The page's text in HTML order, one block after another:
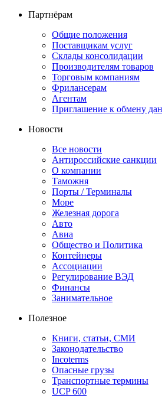
Партнёрам
Общие положения
Поставщикам услуг
Склады консолидации
Производителям товаров
Торговым компаниям
Фрилансерам
Агентам
Приглашение к обмену
Новости
Все новости
Антироссийские санкции
О компании
Таможня
Порты / Терминалы
Море
Железная дорога
Авто
Авиа
Общество и Политика
Контейнеры
Ассоциации
Регулирование ВЭД
Финансы
Занимательное
Полезное
Книги, статьи, СМИ
Законодательство
Incoterms
Опасные грузы
Транспортные термины
UCP 600